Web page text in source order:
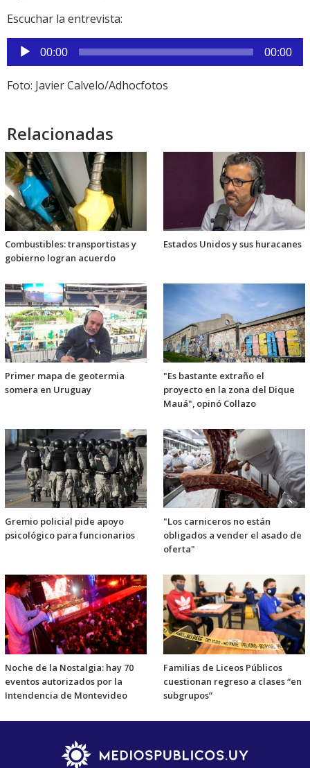
Escuchar la entrevista:
Reproductor
de
audio
00:00 00:00
Foto: Javier Calvelo/Adhocfotos
Relacionadas
Combustibles: transportistas y
gobierno logran acuerdo
Estados Unidos y sus huracanes
Primer mapa de geotermia
somera en Uruguay
"Es bastante extraño el
proyecto en la zona del Dique
Mauá", opinó Collazo
Gremio policial pide apoyo
psicológico para funcionarios
"Los carniceros no están
obligados a vender el asado de
oferta"
Noche de la Nostalgia: hay 70
eventos autorizados por la
Intendencia de Montevideo
Familias de Liceos Públicos
cuestionan regreso a clases “en
subgrupos”